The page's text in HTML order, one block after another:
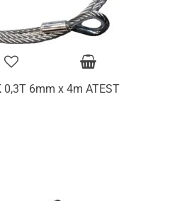
6mm x 4m ATEST